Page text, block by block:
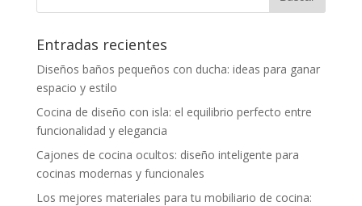
Entradas recientes
Diseños baños pequeños con ducha: ideas para ganar
espacio y estilo
Cocina de diseño con isla: el equilibrio perfecto entre
funcionalidad y elegancia
Cajones de cocina ocultos: diseño inteligente para
cocinas modernas y funcionales
Los mejores materiales para tu mobiliario de cocina: